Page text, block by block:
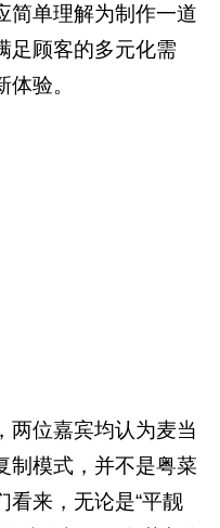
简单理解为制作一道
足顾客的多元化需
验。
两位嘉宾均认为麦当
制模式，并不是粤菜
看来，无论是“平靓